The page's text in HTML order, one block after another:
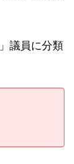
」議員に分類